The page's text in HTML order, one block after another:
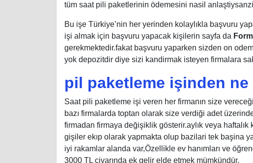
tüm saat pili paketlerinin ödemesini nasil anlaştiysanzi
Bu işe Türkiye’nin her yerinden kolaylıkla başvuru
işi almak için başvuru yapacak kişilerin sayfa da
gerekmektedir.fakat başvuru yaparken sizden on
yok depozitdir diye sizi kandirmak isteyen firmalara
pil paketleme işinden ne
Saat pili paketleme işi veren her firmanın size
bazı firmalarda toptan olarak size verdiği adet
firmadan firmaya değişiklik gösterir.aylık veya
gişiler ekıp olarak yapmakta olup bazilari tek başina
iyi rakamlar alanda var,Özellikle ev hanımları ve
3000 TL civarında ek gelir elde etmek mümkündür.